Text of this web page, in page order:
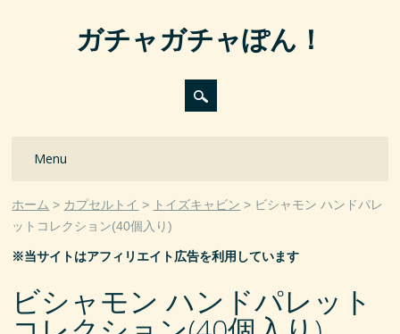
ガチャガチャぽん！
Main menu
Menu
ホーム カプセルトイ トイズキャビン
ビシャモン ハンドパレ
ットコレクション(40個入り)
※当サイトはアフィリエイト広告を利用しています
ビシャモン ハンドパレット